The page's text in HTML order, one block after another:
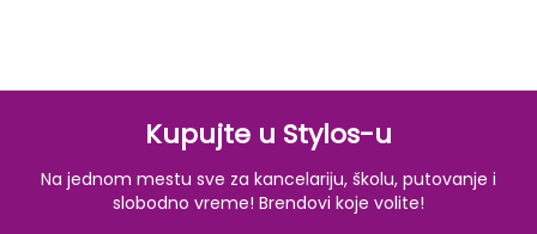
Kupujte u Stylos-u
Na jednom mestu sve za kancelariju, školu, putovanje i
slobodno vreme! Brendovi koje volite!